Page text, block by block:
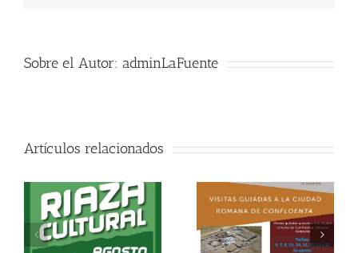
Sobre el Autor: adminLaFuente
Artículos relacionados